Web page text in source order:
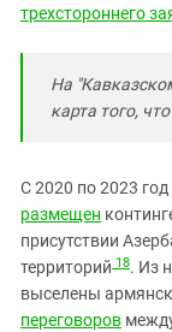
трехстороннего
На
карта того, что
C 2020 по 2023
размещен
присутствии
территорий 18. Из
выселены
переговоров